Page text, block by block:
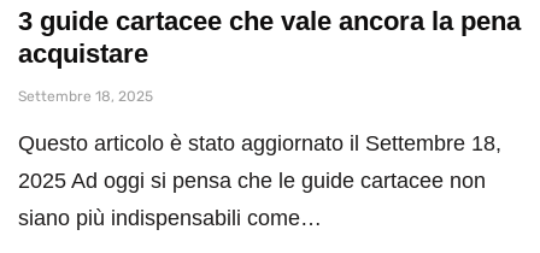
3 guide cartacee che vale ancora la pena
acquistare
Settembre 18, 2025
Questo articolo è stato aggiornato il Settembre 18,
2025 Ad oggi si pensa che le guide cartacee non
siano più indispensabili come…